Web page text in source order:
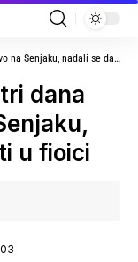
nadali se da će završiti u fioici
dana
u fioici